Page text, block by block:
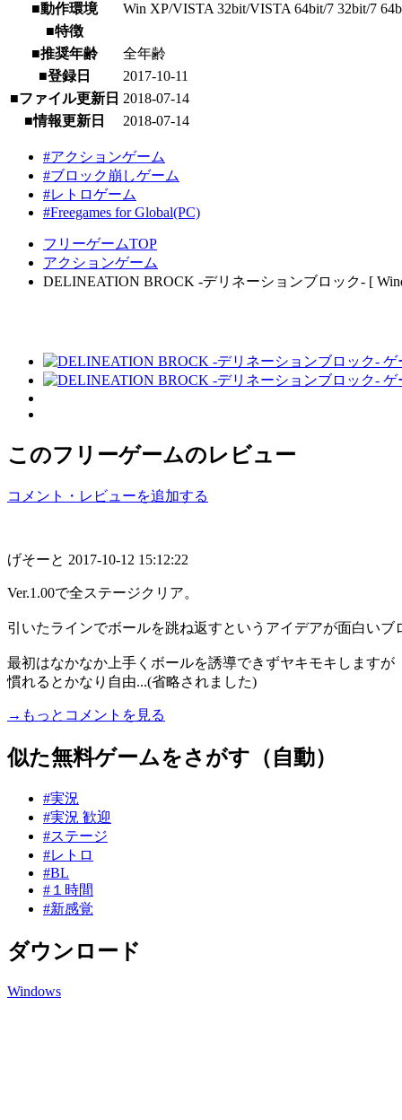
■動作環境
Win XP/VISTA 32bit/VISTA 64bit/7 32bit/7
■特徴
■推奨年齢
全年齢
■登録日
2017-10-11
■ファイル更新日 2018-07-14
■情報更新日
2018-07-14
#アクションゲーム
#ブロック崩しゲーム
#レトロゲーム
#Freegames for Global(PC)
フリーゲームTOP
アクションゲーム
DELINEATION BROCK -デリネーションブロック- [
このフリーゲームのレビュー
コメント・レビューを追加する
げそーと 2017-10-12 15:12:22
Ver.1.00で全ステージクリア。
引いたラインでボールを跳ね返すというアイデアが面白いブ
最初はなかなか上手くボールを誘導できずヤキモキしますが
慣れるとかなり自由...(省略されました)
→もっとコメントを見る
似た無料ゲームをさがす（自動）
#実況
#実況 歓迎
#ステージ
#レトロ
#BL
#１時間
#新感覚
ダウンロード
Windows